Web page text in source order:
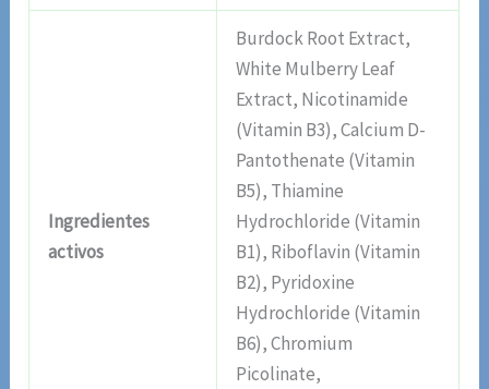
Ingredientes
activos
Burdock Root Extract,
White Mulberry Leaf
Extract, Nicotinamide
(Vitamin B3), Calcium D-
Pantothenate (Vitamin
B5), Thiamine
Hydrochloride (Vitamin
B1), Riboflavin (Vitamin
B2), Pyridoxine
Hydrochloride (Vitamin
B6), Chromium
Picolinate,